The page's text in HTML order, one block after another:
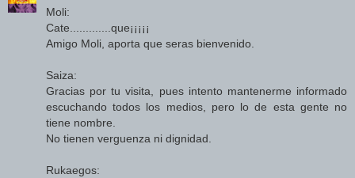
Moli:
Cate.............que¡¡¡¡¡
Amigo Moli, aporta que seras bienvenido.
Saiza:
Gracias por tu visita, pues intento mantenerme informado
escuchando todos los medios, pero lo de esta gente no
tiene nombre.
No tienen verguenza ni dignidad.
Rukaegos: